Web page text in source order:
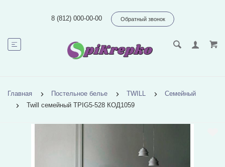
8 (812) 000-00-00 Обратный звонок
Главная Постельное белье TWILL
Семейный
Twill семейный TPIG5-528 КОД1059